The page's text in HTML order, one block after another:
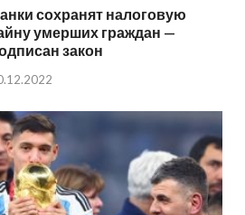
сохранят налоговую
умерших граждан —
закон